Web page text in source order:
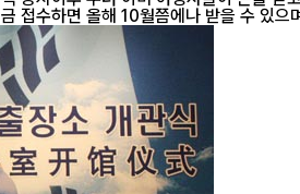
접수하면 올해 10월쯤에나 받을 수 있